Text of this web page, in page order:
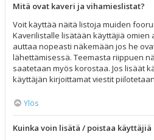
Mitä ovat kaveri ja vihamieslistat?
Voit käyttää näitä listoja muiden
Kaverilistalle lisätään käyttäjiä omien
auttaa nopeasti näkemään jos he
lähettämisessä. Teemasta riippuen
saatetaan myös korostaa. Jos lisäät
käyttäjän kirjoittamat viestit
Ylös
Kuinka voin lisätä / poistaa